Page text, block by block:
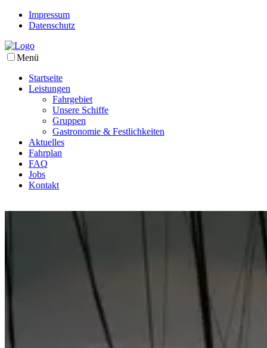
Impressum
Datenschutz
Menü
Startseite
Leistungen
Fahrgebiet
Unsere Schiffe
Gruppen
Gastronomie & Festlichkeiten
Aktuelles
Fahrplan
FAQ
Jobs
Kontakt